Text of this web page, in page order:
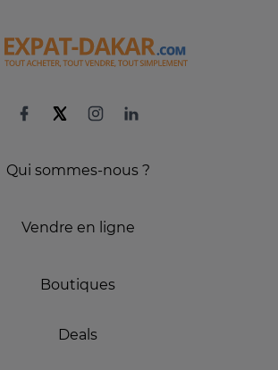
Qui sommes-nous ?
Vendre en ligne
Boutiques
Deals